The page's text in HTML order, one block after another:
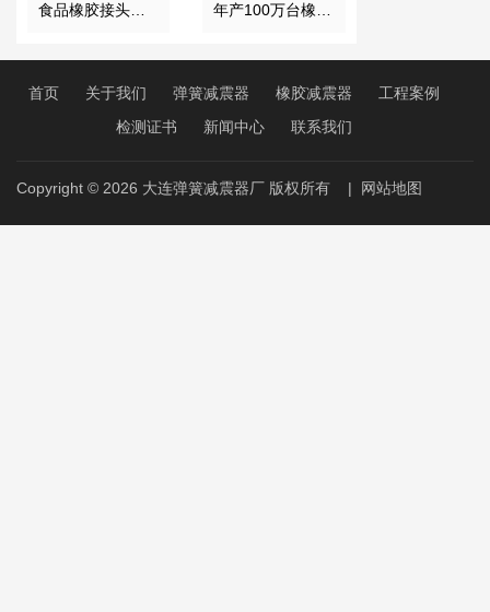
食品橡胶接头检测证书 年产100万台橡胶接头项目
首页 关于我们 弹簧减震器 橡胶减震器
工程案例
检测证书
新闻中心 联系我们
Copyright © 2026 大连弹簧减震器厂 版权所有 | 网站地图